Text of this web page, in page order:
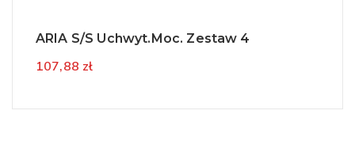
ARIA S/S Uchwyt.moc. Zestaw 4
107,88 zł